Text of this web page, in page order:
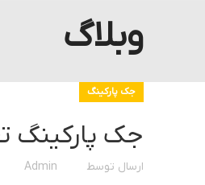
وبلاگ
جک پارکینگ
جک پارکینگ
ارسال توسط Admin